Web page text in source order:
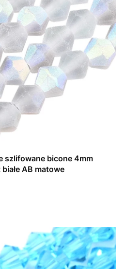
szlifowane bicone 4mm
AB matowe